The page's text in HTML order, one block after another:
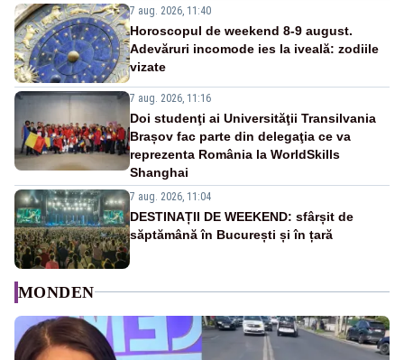
7 aug. 2026, 11:40
Horoscopul de weekend 8-9 august.
Adevăruri incomode ies la iveală: zodiile
vizate
7 aug. 2026, 11:16
Doi studenţi ai Universităţii Transilvania
Brașov fac parte din delegaţia ce va
reprezenta România la WorldSkills
Shanghai
7 aug. 2026, 11:04
DESTINAȚII DE WEEKEND: sfârșit de
săptămână în București și în țară
MONDEN